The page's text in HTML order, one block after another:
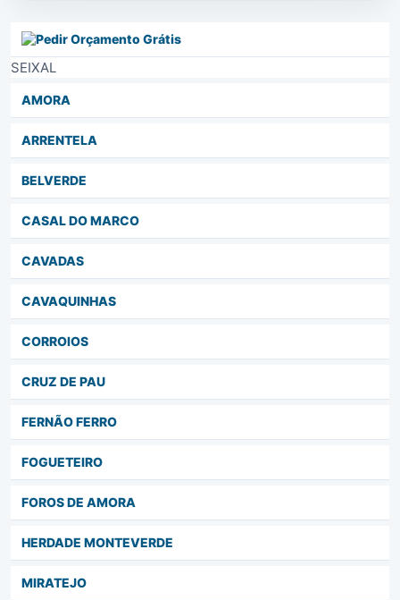
SEIXAL
AMORA
ARRENTELA
BELVERDE
CASAL DO MARCO
CAVADAS
CAVAQUINHAS
CORROIOS
CRUZ DE PAU
FERNÃO FERRO
FOGUETEIRO
FOROS DE AMORA
HERDADE MONTEVERDE
MIRATEJO